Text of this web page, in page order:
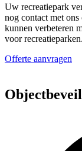
Uw recreatiepark
nog contact met
kunnen verbeteren
voor recreatieparken.
Offerte aanvragen